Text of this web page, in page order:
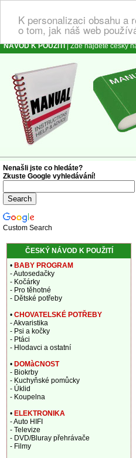
K personalizaci obsahu a
o tom, jak náš web
NÁVOD K POUŽITÍ| Zde najdete český
Nenašli jste co hledáte?
Zkuste Google vyhledávání!
Custom Search
ČESKÝ NÁVOD K POUŽITÍ
• BABY PROGRAM
- Autosedačky
- Kočárky
- Pro těhotné
- Dětské potřeby
• CHOVATELSKÉ POTŘEBY
- Akvaristika
- Psi a kočky
- Ptáci
- Hlodavci a ostatní
• DOMàCNOST
- Biokrby
- Kuchyňské pomůcky
- Úklid
- Koupelna
• ELEKTRONIKA
- Auto HIFI
- Televize
- DVD/Bluray přehrávače
- Filmy